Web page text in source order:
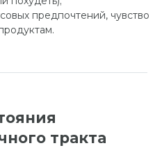
предпочтений, чувство
тракта